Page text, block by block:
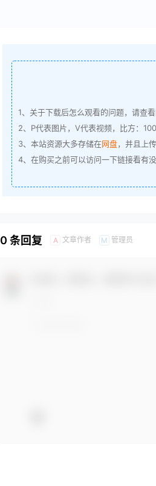
1、关于下载后怎么观看的问题，请查看
2、P代表图片，V代表视频，比方：
3、本站资源大多存储在网盘，并且上
4、在购买之前可以访问一下链接看有
0 条回复 A 文章作者 M 管理员